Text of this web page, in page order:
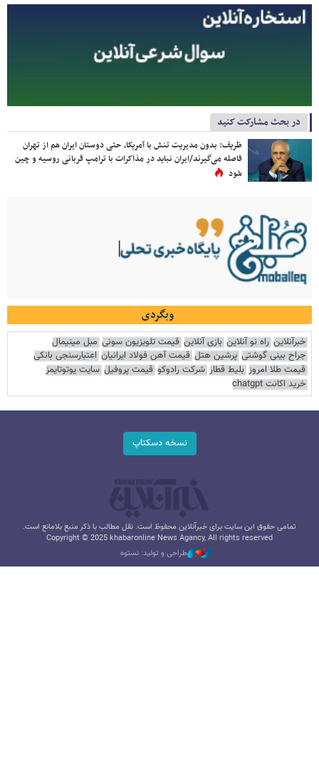
در بحث مشارکت کنید
ظریف: بدون مدیریت تنش با آمریکا، حتی دوستان ایران هم از تهران
فاصله می‌گیرند/ایران نباید در مذاکرات با ترامپ قربانی روسیه و چین
شود
وبگردی
خبرآنلاین راه نو آنلاین بازی آنلاین قیمت تلویزیون سونی مبل مینیمال
جراح بینی گوشتی پرشین هتل قیمت آهن فولاد ایرانیان اعتبارسنجی بانکی
قیمت طلا امروز بلیط قطار شرکت رادوکو قیمت پروفیل سایت یوتوتایمز
خرید اکانت chatgpt
نسخه دسکتاپ
تمامی حقوق این سایت برای خبرآنلاین محفوظ است. نقل مطالب با ذکر منبع بلامانع است.
Copyright © 2025 khabaronline News Agancy, All rights reserved
طراحی و تولید: نستوه